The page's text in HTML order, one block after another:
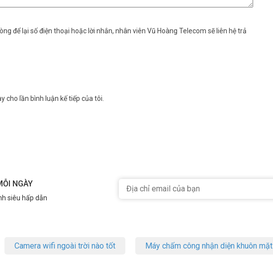
để lại số điện thoại hoặc lời nhắn, nhân viên Vũ Hoàng Telecom sẽ liên hệ trả
cho lần bình luận kế tiếp của tôi.
NGÀY
siêu hấp dẫn
Camera wifi ngoài trời nào tốt Máy chấm công nhận diện khuôn mặt